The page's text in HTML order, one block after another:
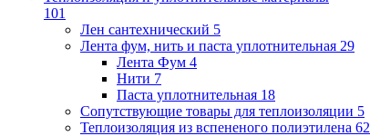
101
Лен сантехнический 5
Лента фум, нить и паста уплотнительная 29
Лента Фум 4
Нити 7
Паста уплотнительная 18
Сопутствующие товары для теплоизоляции 5
Теплоизоляция из вспененого полиэтилена 62